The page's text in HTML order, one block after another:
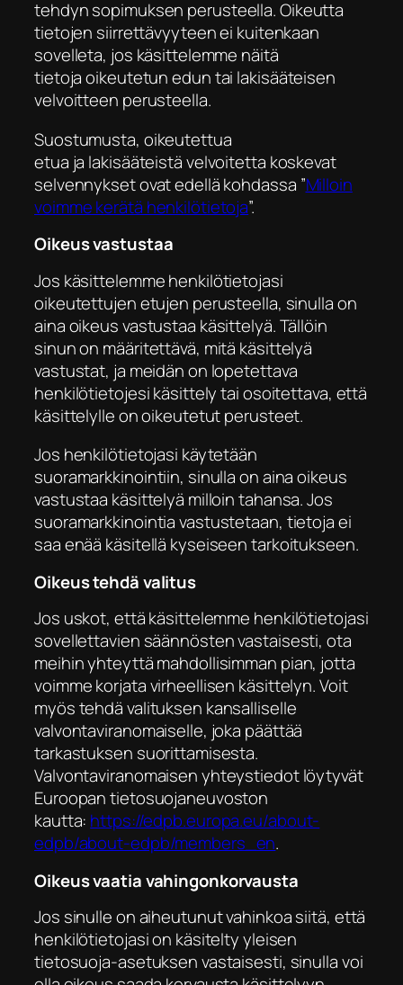
tehdynsopimuksen perusteella. Oikeutta
tietojen siirrettävyyteen ei kuitenkaan
sovelleta, jos käsittelemme näitä
tietojaoikeutetun eduntai lakisääteisen
velvoitteen perusteella.
Suostumusta, oikeutettua
etua ja lakisääteistä velvoitetta koskevat
selvennykset ovat edellä kohdassa ”Milloin
voimme kerätä henkilötietoja”.
Oikeus vastustaa
Jos käsittelemme henkilötietojasi
oikeutettujen etujen perusteella, sinulla on
aina oikeus vastustaa käsittelyä. Tällöin
sinun on määritettävä, mitä käsittelyä
vastustat, ja meidän on lopetettava
henkilötietojesi käsittely tai osoitettava, että
käsittelylle on oikeutetut perusteet.
Jos henkilötietojasi käytetään
suoramarkkinointiin, sinulla on aina oikeus
vastustaa käsittelyä milloin tahansa. Jos
suoramarkkinointia vastustetaan, tietoja ei
saa enää käsitellä kyseiseen tarkoitukseen.
Oikeus tehdä valitus
Jos uskot, että käsittelemme henkilötietojasi
sovellettavien säännösten vastaisesti, ota
meihin yhteyttä mahdollisimman pian, jotta
voimme korjata virheellisen käsittelyn. Voit
myös tehdä valituksen kansalliselle
valvontaviranomaiselle, joka päättää
tarkastuksen suorittamisesta.
Valvontaviranomaisen yhteystiedot löytyvät
Euroopan tietosuojaneuvoston
kautta: https://edpb.europa.eu/about-
edpb/about-edpb/members_en.
Oikeus vaatia vahingonkorvausta
Jos sinulle on aiheutunut vahinkoa siitä, että
henkilötietojasi on käsitelty yleisen
tietosuoja-asetuksen vastaisesti, sinulla voi